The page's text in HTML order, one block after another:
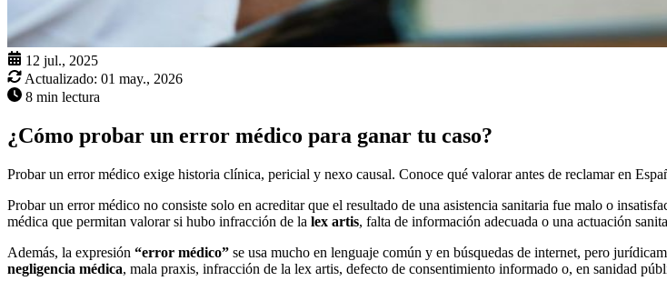
12 jul., 2025
Actualizado: 01 may., 2026
8 min lectura
¿Cómo probar un error médico para ganar tu caso?
Probar un error médico exige historia clínica, pericial y nexo causal. Conoce qué valorar antes de reclamar en
Probar un error médico no consiste solo en acreditar que el resultado de una asistencia sanitaria fue malo o
médica que permitan valorar si hubo infracción de la lex artis, falta de información adecuada o una actuación
Además, la expresión “error médico” se usa mucho en lenguaje común y en búsquedas de internet, pero
negligencia médica, mala praxis, infracción de la lex artis, defecto de consentimiento informado o, en sanidad